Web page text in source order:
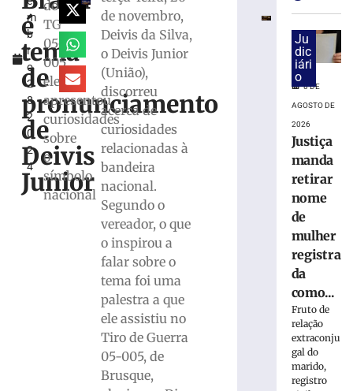
m
b
r
o
2
8,
2
0
2
4
é
tema
de
pronunciamento
de
Deivis
Junior
do
TG
05-
005,
ele
apresentou
curiosidades
sobre
o
símbolo
nacional
de novembro,
Deivis da Silva,
o Deivis Junior
(União),
discorreu
acerca de
curiosidades
relacionadas à
bandeira
nacional.
Segundo o
vereador, o que
o inspirou a
falar sobre o
tema foi uma
palestra a que
ele assistiu no
Tiro de Guerra
05-005, de
Brusque,
Brusque:
Câmara
entrega
Títulos
Cidadão
Honorário
decide
afastar
Marco
Buzzi
Ju
dic
iári
o
8 DE
AGOSTO DE
2026
Justiça
manda
retirar
nome
de
mulher
registra
da
como...
Fruto de
relação
extraconju
gal do
marido,
registro